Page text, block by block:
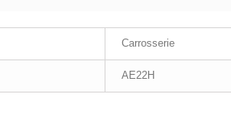
Carrosserie
AE22H